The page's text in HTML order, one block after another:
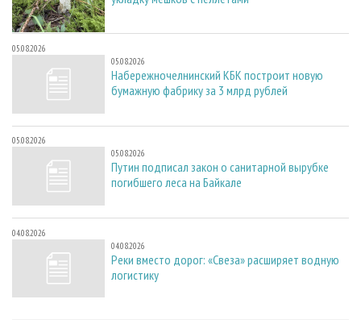
05.08.2026
05.08.2026
Набережночелнинский КБК построит новую
бумажную фабрику за 3 млрд рублей
05.08.2026
05.08.2026
Путин подписал закон о санитарной вырубке
погибшего леса на Байкале
04.08.2026
04.08.2026
Реки вместо дорог: «Свеза» расширяет водную
логистику